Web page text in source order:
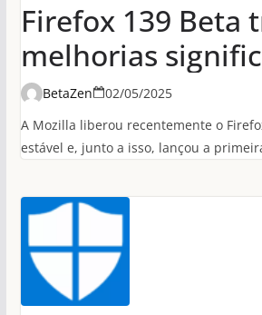
Firefox 139 Beta
melhorias
desempenho em
conexões HTTP/3
BetaZen
02/05/2025
A Mozilla liberou recentemente o
estável e, junto a isso, lançou a